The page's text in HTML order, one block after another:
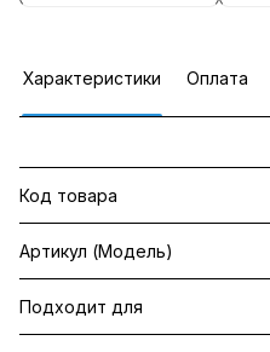
Характеристики Оплата
Код товара
Артикул (Модель)
Подходит для